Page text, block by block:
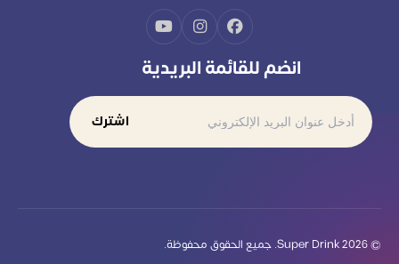
انضم للقائمة البريدية
اشترك
© 2026 Super Drink. جميع الحقوق محفوظة.